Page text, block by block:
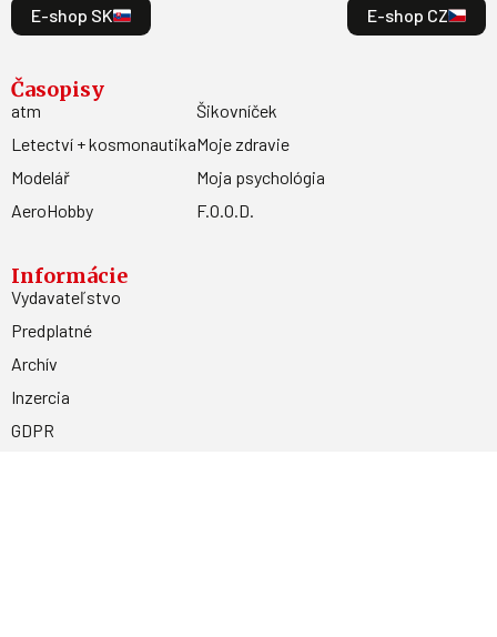
E-shop SK
E-shop CZ
Časopisy
atm
Letectví + kosmonautika
Modelář
AeroHobby
Šikovníček
Moje zdravie
Moja psychológia
F.O.O.D.
Informácie
Vydavateľstvo
Predplatné
Archív
Inzercia
GDPR